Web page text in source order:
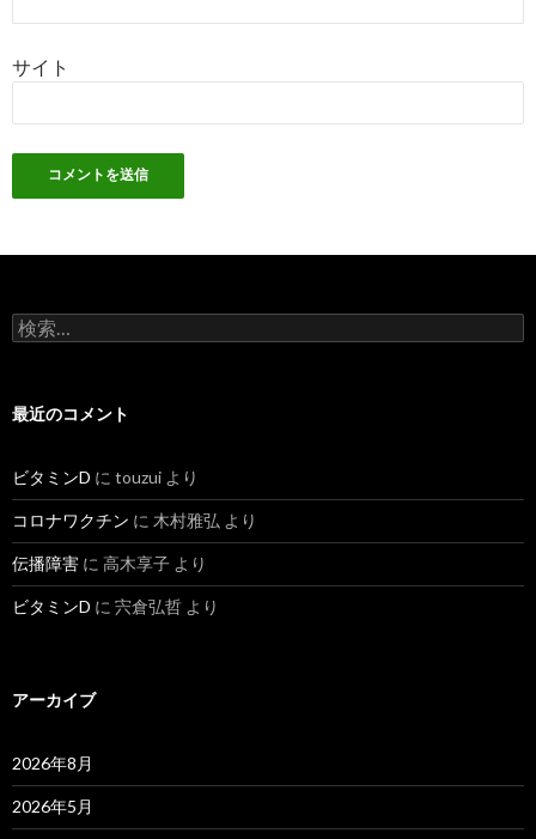
サイト
検
索:
最近のコメント
ビタミンD に touzui より
コロナワクチン に 木村雅弘 より
伝播障害 に 高木享子 より
ビタミンD に 宍倉弘哲 より
アーカイブ
2026年8月
2026年5月